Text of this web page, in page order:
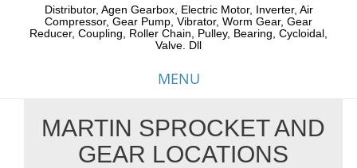
Distributor, Agen Gearbox, Electric Motor, Inverter, Air
Compressor, Gear Pump, Vibrator, Worm Gear, Gear
Reducer, Coupling, Roller Chain, Pulley, Bearing, Cycloidal,
Valve. Dll
MENU
Skip
MARTIN SPROCKET AND
GEAR LOCATIONS